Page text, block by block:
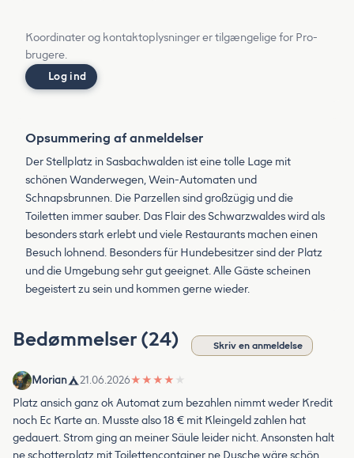
Koordinater og kontaktoplysninger er tilgængelige for Pro-
brugere.
Log ind
Opsummering af anmeldelser
Der Stellplatz in Sasbachwalden ist eine tolle Lage mit
schönen Wanderwegen, Wein-Automaten und
Schnapsbrunnen. Die Parzellen sind großzügig und die
Toiletten immer sauber. Das Flair des Schwarzwaldes wird als
besonders stark erlebt und viele Restaurants machen einen
Besuch lohnend. Besonders für Hundebesitzer sind der Platz
und die Umgebung sehr gut geeignet. Alle Gäste scheinen
begeistert zu sein und kommen gerne wieder.
Bedømmelser (24) Skriv en anmeldelse
Morian 21.06.2026★ ★ ★ ★ ★
Platz ansich ganz ok Automat zum bezahlen nimmt weder Kredit
noch Ec Karte an. Musste also 18 € mit Kleingeld zahlen hat
gedauert. Strom ging an meiner Säule leider nicht. Ansonsten halt
ne schotterplatz mit Toilettencontainer ne Dusche wäre schön